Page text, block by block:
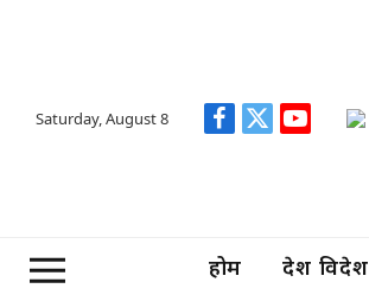
Saturday, August 8 Facebook
X
YouTube
होम देश विदेश